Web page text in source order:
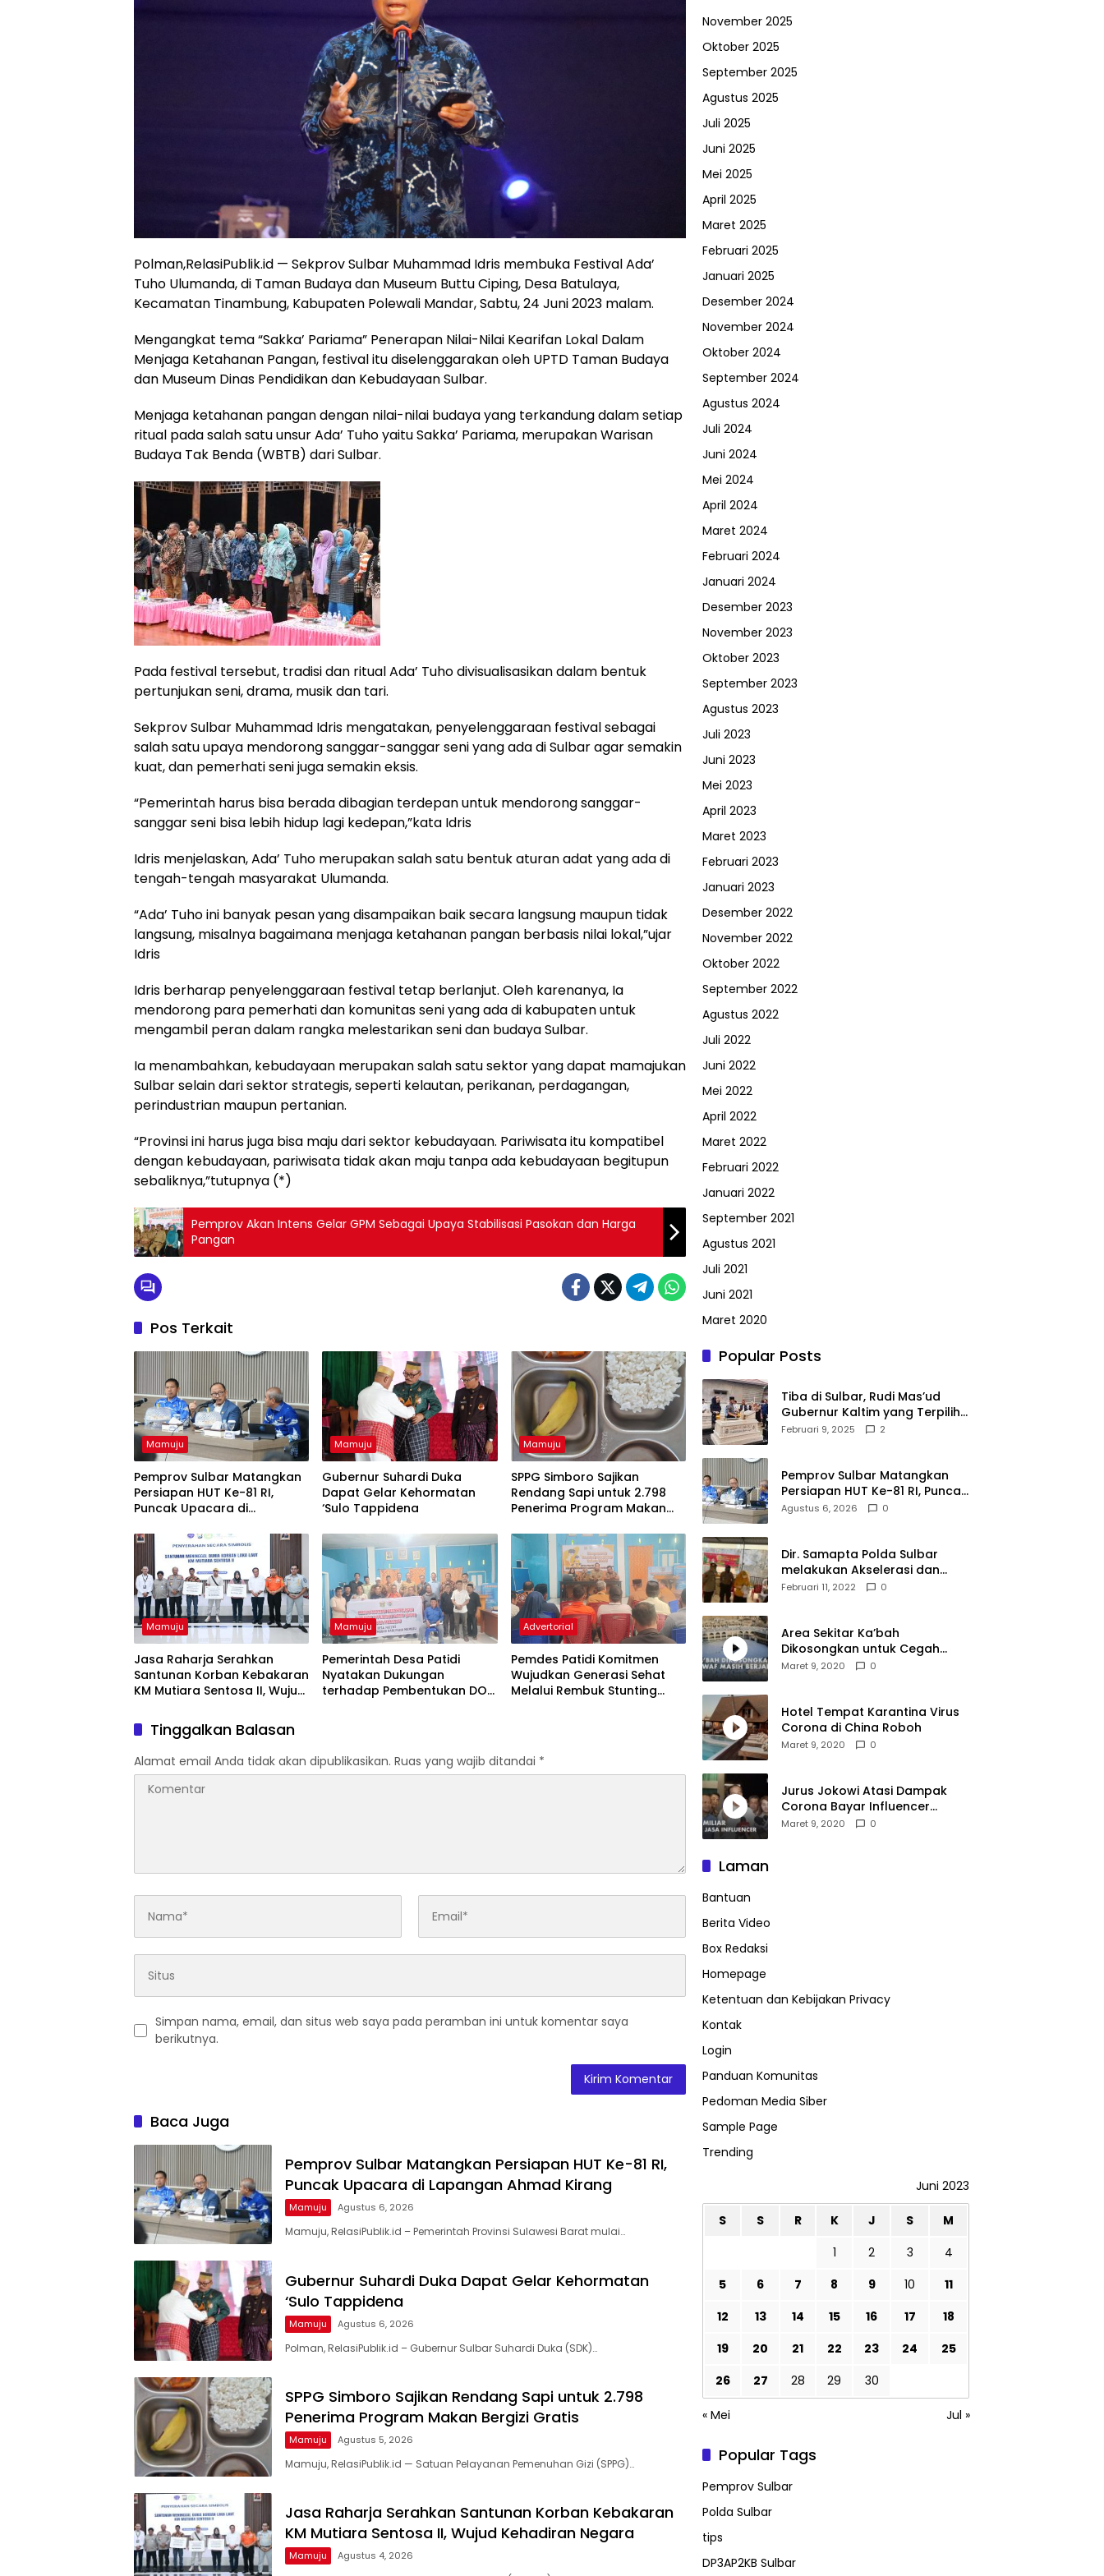
Polman,RelasiPublik.id — Sekprov Sulbar Muhammad Idris membuka Festival Ada’
Tuho Ulumanda, di Taman Budaya dan Museum Buttu Ciping, Desa Batulaya,
Kecamatan Tinambung, Kabupaten Polewali Mandar, Sabtu, 24 Juni 2023 malam.
Mengangkat tema “Sakka’ Pariama” Penerapan Nilai-Nilai Kearifan Lokal Dalam
Menjaga Ketahanan Pangan, festival itu diselenggarakan oleh UPTD Taman Budaya
dan Museum Dinas Pendidikan dan Kebudayaan Sulbar.
Menjaga ketahanan pangan dengan nilai-nilai budaya yang terkandung dalam setiap
ritual pada salah satu unsur Ada’ Tuho yaitu Sakka’ Pariama, merupakan Warisan
Budaya Tak Benda (WBTB) dari Sulbar.
Pada festival tersebut, tradisi dan ritual Ada’ Tuho divisualisasikan dalam bentuk
pertunjukan seni, drama, musik dan tari.
Sekprov Sulbar Muhammad Idris mengatakan, penyelenggaraan festival sebagai
salah satu upaya mendorong sanggar-sanggar seni yang ada di Sulbar agar semakin
kuat, dan pemerhati seni juga semakin eksis.
“Pemerintah harus bisa berada dibagian terdepan untuk mendorong sanggar-
sanggar seni bisa lebih hidup lagi kedepan,”kata Idris
Idris menjelaskan, Ada’ Tuho merupakan salah satu bentuk aturan adat yang ada di
tengah-tengah masyarakat Ulumanda.
“Ada’ Tuho ini banyak pesan yang disampaikan baik secara langsung maupun tidak
langsung, misalnya bagaimana menjaga ketahanan pangan berbasis nilai lokal,”ujar
Idris
Idris berharap penyelenggaraan festival tetap berlanjut. Oleh karenanya, Ia
mendorong para pemerhati dan komunitas seni yang ada di kabupaten untuk
mengambil peran dalam rangka melestarikan seni dan budaya Sulbar.
Ia menambahkan, kebudayaan merupakan salah satu sektor yang dapat mamajukan
Sulbar selain dari sektor strategis, seperti kelautan, perikanan, perdagangan,
perindustrian maupun pertanian.
“Provinsi ini harus juga bisa maju dari sektor kebudayaan. Pariwisata itu kompatibel
dengan kebudayaan, pariwisata tidak akan maju tanpa ada kebudayaan begitupun
sebaliknya,”tutupnya (*)
Pemprov Akan Intens Gelar GPM Sebagai Upaya Stabilisasi Pasokan dan Harga
Pangan
Pos Terkait
Mamuju
Pemprov Sulbar Matangkan
Persiapan HUT Ke-81 RI,
Puncak Upacara di
Mamuju
Gubernur Suhardi Duka
Dapat Gelar Kehormatan
‘Sulo Tappidena
Mamuju
SPPG Simboro Sajikan
Rendang Sapi untuk 2.798
Penerima Program Makan
Mamuju
Jasa Raharja Serahkan
Santunan Korban Kebakaran
KM Mutiara Sentosa II, Wujud
Mamuju
Pemerintah Desa Patidi
Nyatakan Dukungan
terhadap Pembentukan DOB
Advertorial
Pemdes Patidi Komitmen
Wujudkan Generasi Sehat
Melalui Rembuk Stunting
Tinggalkan Balasan
Alamat email Anda tidak akan dipublikasikan. Ruas yang wajib ditandai *
Simpan nama, email, dan situs web saya pada peramban ini untuk komentar saya
berikutnya.
Baca Juga
Pemprov Sulbar Matangkan Persiapan HUT Ke-81 RI,
Puncak Upacara di Lapangan Ahmad Kirang
Mamuju Agustus 6, 2026
Mamuju, RelasiPublik.id – Pemerintah Provinsi Sulawesi Barat mulai…
Gubernur Suhardi Duka Dapat Gelar Kehormatan
‘Sulo Tappidena
Mamuju Agustus 6, 2026
Polman, RelasiPublik.id – Gubernur Sulbar Suhardi Duka (SDK)…
SPPG Simboro Sajikan Rendang Sapi untuk 2.798
Penerima Program Makan Bergizi Gratis
Mamuju Agustus 5, 2026
Mamuju, RelasiPublik.id — Satuan Pelayanan Pemenuhan Gizi (SPPG)…
Jasa Raharja Serahkan Santunan Korban Kebakaran
KM Mutiara Sentosa II, Wujud Kehadiran Negara
Mamuju Agustus 4, 2026
November 2025
Oktober 2025
September 2025
Agustus 2025
Juli 2025
Juni 2025
Mei 2025
April 2025
Maret 2025
Februari 2025
Januari 2025
Desember 2024
November 2024
Oktober 2024
September 2024
Agustus 2024
Juli 2024
Juni 2024
Mei 2024
April 2024
Maret 2024
Februari 2024
Januari 2024
Desember 2023
November 2023
Oktober 2023
September 2023
Agustus 2023
Juli 2023
Juni 2023
Mei 2023
April 2023
Maret 2023
Februari 2023
Januari 2023
Desember 2022
November 2022
Oktober 2022
September 2022
Agustus 2022
Juli 2022
Juni 2022
Mei 2022
April 2022
Maret 2022
Februari 2022
Januari 2022
September 2021
Agustus 2021
Juli 2021
Juni 2021
Maret 2020
Popular Posts
Tiba di Sulbar, Rudi Mas’ud
Gubernur Kaltim yang Terpilih
Disambut Meriah Ratusan
Februari 9, 2025 2
Pemprov Sulbar Matangkan
Persiapan HUT Ke-81 RI, Puncak
Upacara di Lapangan Ahmad
Agustus 6, 2026 0
Dir. Samapta Polda Sulbar
melakukan Akselerasi dan
Pendampingan Vaksinasi di
Februari 11, 2022 0
Area Sekitar Ka’bah
Dikosongkan untuk Cegah
Corona
Maret 9, 2020 0
Hotel Tempat Karantina Virus
Corona di China Roboh
Maret 9, 2020 0
Jurus Jokowi Atasi Dampak
Corona Bayar Influencer
Hingga Diskon Pesawat
Maret 9, 2020 0
Laman
Bantuan
Berita Video
Box Redaksi
Homepage
Ketentuan dan Kebijakan Privacy
Kontak
Login
Panduan Komunitas
Pedoman Media Siber
Sample Page
Trending
Juni 2023
S S R K J S
M
1
2 3
4
5
6 7 8 9 10
11
12
13 14 15 16 17
18
19
20 21 22 23 24
25
26
27 28 29 30
« Mei Jul »
Popular Tags
Pemprov Sulbar
Polda Sulbar
tips
DP3AP2KB Sulbar